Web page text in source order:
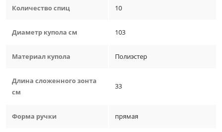
Количество спиц 10
Диаметр купола см 103
Материал купола Полиэстер
Длина сложенного зонта
см
33
Форма ручки прямая